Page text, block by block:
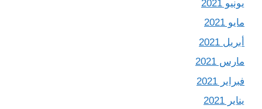
يونيو 2021
مايو 2021
أبريل 2021
مارس 2021
فبراير 2021
يناير 2021